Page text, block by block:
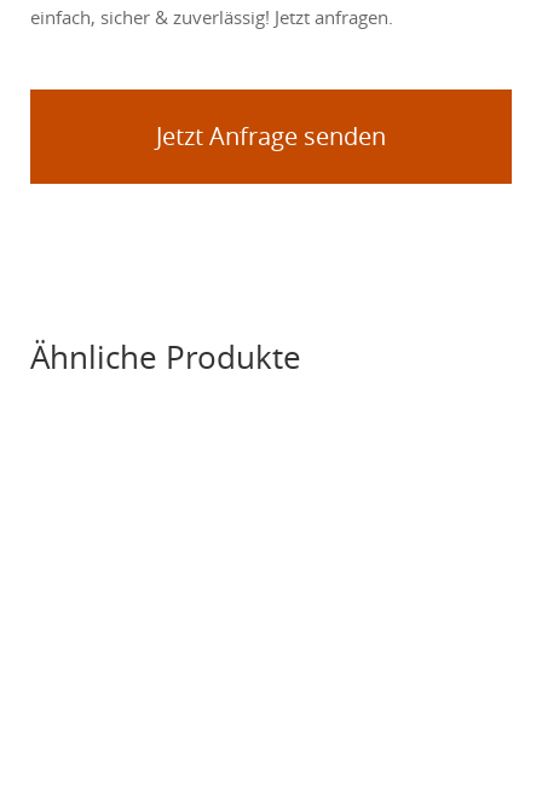
einfach, sicher & zuverlässig! Jetzt anfragen.
Jetzt Anfrage senden
Ähnliche Produkte